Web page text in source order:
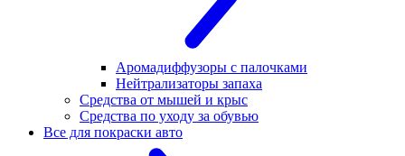
Аромадиффузоры с палочками
Нейтрализаторы запаха
Средства от мышей и крыс
Средства по уходу за обувью
Все для покраски авто